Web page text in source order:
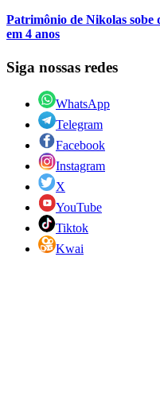
Patrimônio de Nikolas sobe
em 4 anos
Siga nossas redes
WhatsApp
Telegram
Facebook
Instagram
X
YouTube
Tiktok
Kwai